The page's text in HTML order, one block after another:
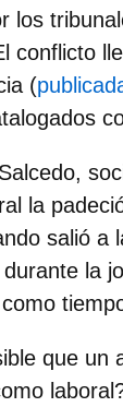
los
conflicto
(
la
salió
la
que un